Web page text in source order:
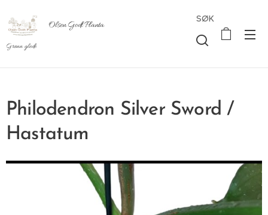
Olsen Godt Planta
Grønn glede
SØK
Philodendron Silver Sword /
Hastatum